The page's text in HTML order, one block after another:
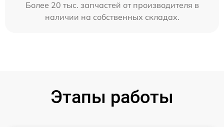
Более 20 тыс. запчастей от производителя в
наличии на собственных складах.
Этапы работы